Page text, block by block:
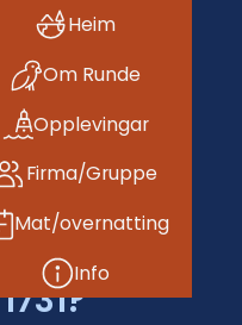
Heim
Om Runde
Opplevingar
Firma/Gruppe
Mat/overnatting
Info
ei ukjent
dei ved